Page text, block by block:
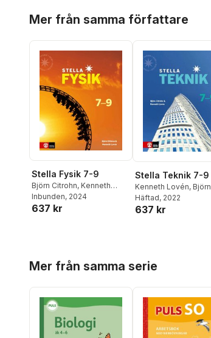
Mer från samma författare
Stella Fysik 7-9
Björn Citrohn, Kenneth
Lovén
Inbunden, 2024
637 kr
Stella Teknik 7-9
Kenneth Lovén, Björn
Citrohn
Häftad, 2022
637 kr
Mer från samma serie